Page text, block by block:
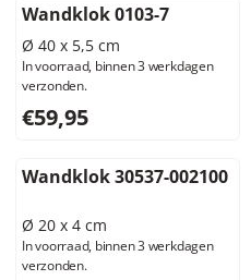
Wandklok 0103-7
Ø 40 x 5,5 cm
In voorraad, binnen 3 werkdagen
verzonden.
Prijs: 59,95, exclusief btw:
€59,95
Wandklok 30537-002100
Ø 20 x 4 cm
In voorraad, binnen 3 werkdagen
verzonden.